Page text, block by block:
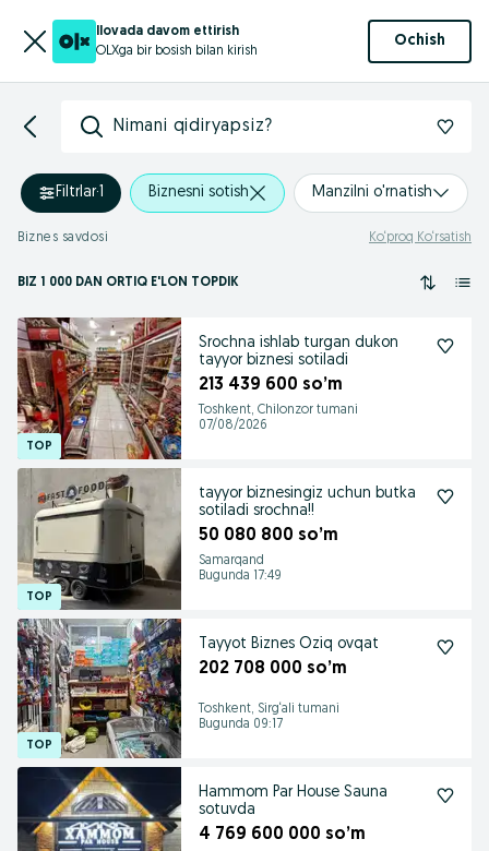
Ilovada davom ettirish
OLXga bir bosish bilan kirish
Ochish
Nimani qidiryapsiz?
Filtrlar·1 Biznesni sotish Manzilni o'rnatish
Biznes savdosi Ko‘proq Ko‘rsatish
BIZ 1 000 DAN ORTIQ E'LON TOPDIK
Srochna ishlab turgan dukon
tayyor biznesi sotiladi
213 439 600 so’m
Toshkent, Chilonzor tumani
07/08/2026
tayyor biznesingiz uchun butka
sotiladi srochna!!
50 080 800 so’m
Samarqand
Bugunda 17:49
Tayyot Biznes Oziq ovqat
202 708 000 so’m
Toshkent, Sirg‘ali tumani
Bugunda 09:17
Hammom Par House Sauna
sotuvda
4 769 600 000 so’m